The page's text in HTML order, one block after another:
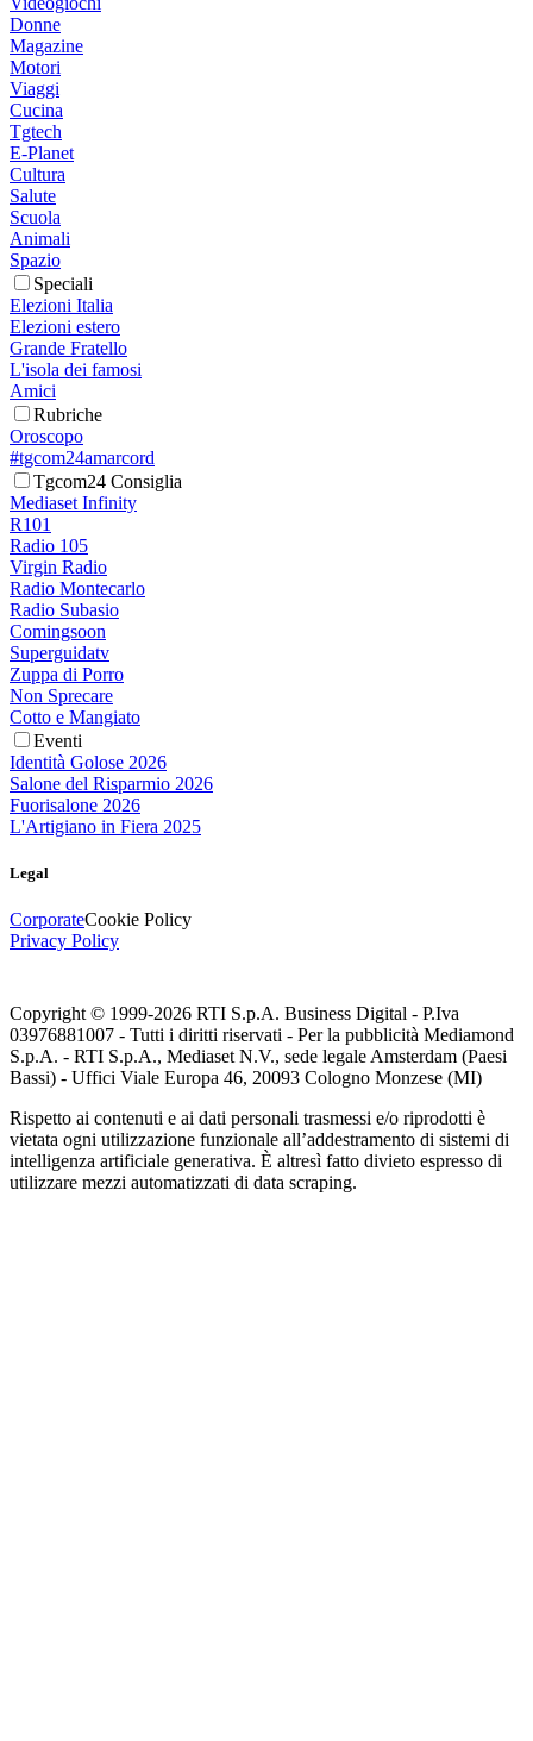
Donne
Magazine
Motori
Viaggi
Cucina
Tgtech
E-Planet
Cultura
Salute
Scuola
Animali
Spazio
Speciali
Elezioni Italia
Elezioni estero
Grande Fratello
L'isola dei famosi
Amici
Rubriche
Oroscopo
#tgcom24amarcord
Tgcom24 Consiglia
Mediaset Infinity
R101
Radio 105
Virgin Radio
Radio Montecarlo
Radio Subasio
Comingsoon
Superguidatv
Zuppa di Porro
Non Sprecare
Cotto e Mangiato
Eventi
Identità Golose 2026
Salone del Risparmio 2026
Fuorisalone 2026
L'Artigiano in Fiera 2025
Legal
CorporateCookie Policy
Privacy Policy
Copyright © 1999-2026 RTI S.p.A. Business Digital - P.Iva
03976881007 - Tutti i diritti riservati - Per la pubblicità Mediamond
S.p.A. - RTI S.p.A., Mediaset N.V., sede legale Amsterdam (Paesi
Bassi) - Uffici Viale Europa 46, 20093 Cologno Monzese (MI)
Rispetto ai contenuti e ai dati personali trasmessi e/o riprodotti è
vietata ogni utilizzazione funzionale all’addestramento di sistemi di
intelligenza artificiale generativa. È altresì fatto divieto espresso di
utilizzare mezzi automatizzati di data scraping.